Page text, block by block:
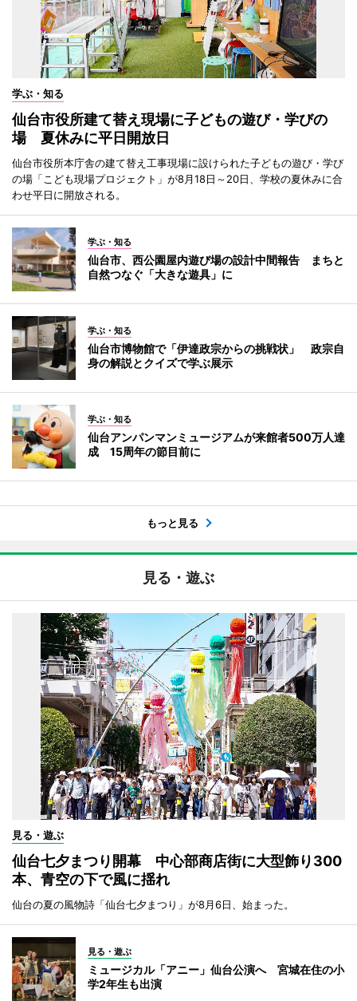
学ぶ・知る
仙台市役所建て替え現場に子どもの遊び・学びの
場 夏休みに平日開放日
仙台市役所本庁舎の建て替え工事現場に設けられた子どもの遊び・学び
の場「こども現場プロジェクト」が8月18日～20日、学校の夏休みに合
わせ平日に開放される。
学ぶ・知る
仙台市、西公園屋内遊び場の設計中間報告 まちと
自然つなぐ「大きな遊具」に
学ぶ・知る
仙台市博物館で「伊達政宗からの挑戦状」 政宗自
身の解説とクイズで学ぶ展示
学ぶ・知る
仙台アンパンマンミュージアムが来館者500万人達
成 15周年の節目前に
もっと見る
見る・遊ぶ
見る・遊ぶ
仙台七夕まつり開幕 中心部商店街に大型飾り300
本、青空の下で風に揺れ
仙台の夏の風物詩「仙台七夕まつり」が8月6日、始まった。
見る・遊ぶ
ミュージカル「アニー」仙台公演へ 宮城在住の小
学2年生も出演